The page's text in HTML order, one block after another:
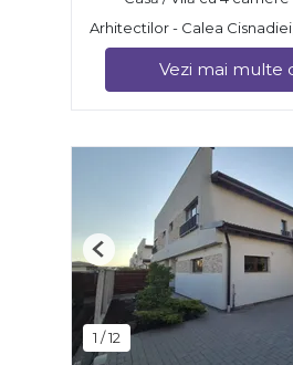
Arhitectilor - Calea
Vezi mai multe
1 /12
Previous